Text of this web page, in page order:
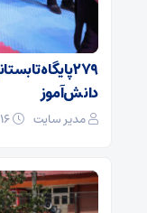
دانش‌آموز
مدیر سایت